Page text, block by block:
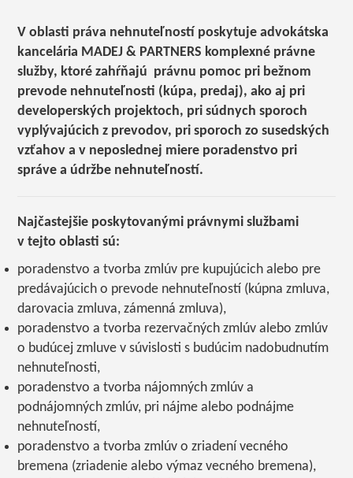
V oblasti práva nehnuteľností poskytuje advokátska
kancelária MADEJ & PARTNERS komplexné právne
služby, ktoré zahŕňajú právnu pomoc pri bežnom
prevode nehnuteľnosti (kúpa, predaj), ako aj pri
developerských projektoch, pri súdnych sporoch
vyplývajúcich z prevodov, pri sporoch zo susedských
vzťahov a v neposlednej miere poradenstvo pri
správe a údržbe nehnuteľností.
Najčastejšie poskytovanými právnymi službami
v tejto oblasti sú:
poradenstvo a tvorba zmlúv pre kupujúcich alebo pre
predávajúcich o prevode nehnuteľností (kúpna zmluva,
darovacia zmluva, zámenná zmluva),
poradenstvo a tvorba rezervačných zmlúv alebo zmlúv
o budúcej zmluve v súvislosti s budúcim nadobudnutím
nehnuteľnosti,
poradenstvo a tvorba nájomných zmlúv a
podnájomných zmlúv, pri nájme alebo podnájme
nehnuteľností,
poradenstvo a tvorba zmlúv o zriadení vecného
bremena (zriadenie alebo výmaz vecného bremena),